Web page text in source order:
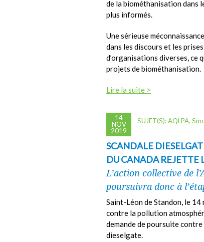
de la biométhanisation dans
plus informés.
Une sérieuse
dans les discours et les
d’organisations diverses, ce
projets de biométhanisation.
Lire la suite >
14
NOV
2019
SUJET(S):AQLPA,
SCANDALE
DU CANADA REJETTE
L’action collective de
poursuivra donc à
Saint-Léon de Standon, le
contre la pollution
demande de poursuite
dieselgate.